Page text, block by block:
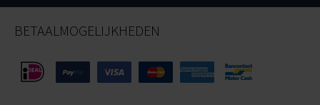
BETAALMOGELIJKHEDEN